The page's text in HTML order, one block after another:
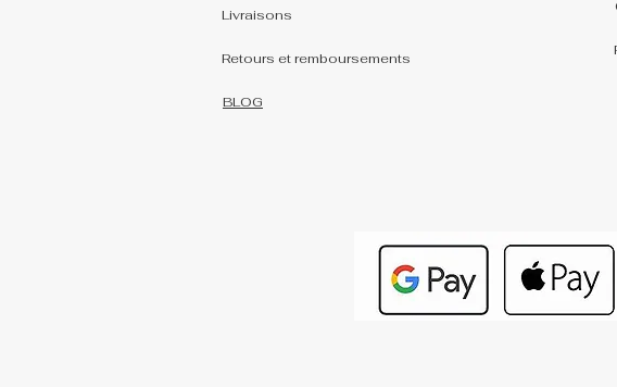
Livraisons
Retours et remboursements
BLOG